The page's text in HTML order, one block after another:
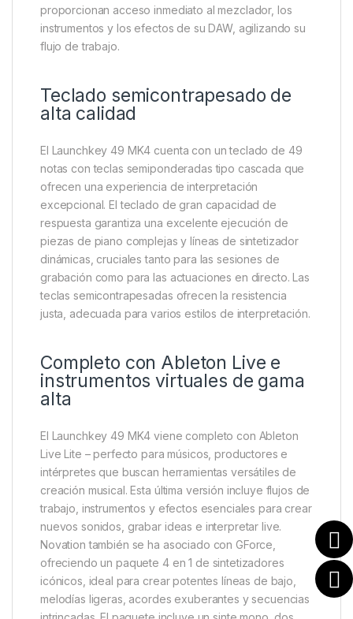
proporcionan acceso inmediato al mezclador, los
instrumentos y los efectos de su DAW, agilizando su
flujo de trabajo.
Teclado semicontrapesado de
alta calidad
El Launchkey 49 MK4 cuenta con un teclado de 49
notas con teclas semiponderadas tipo cascada que
ofrecen una experiencia de interpretación
excepcional. El teclado de gran capacidad de
respuesta garantiza una excelente ejecución de
piezas de piano complejas y líneas de sintetizador
dinámicas, cruciales tanto para las sesiones de
grabación como para las actuaciones en directo. Las
teclas semicontrapesadas ofrecen la resistencia
justa, adecuada para varios estilos de interpretación.
Completo con Ableton Live e
instrumentos virtuales de gama
alta
El Launchkey 49 MK4 viene completo con Ableton
Live Lite – perfecto para músicos, productores e
intérpretes que buscan herramientas versátiles de
creación musical. Esta última versión incluye flujos de
trabajo, instrumentos y efectos esenciales para crear
nuevos sonidos, grabar ideas e interpretar live.
Novation también se ha asociado con GForce,
ofreciendo un paquete 4 en 1 de sintetizadores
icónicos, ideal para crear potentes líneas de bajo,
melodías ligeras, acordes exuberantes y secuencias